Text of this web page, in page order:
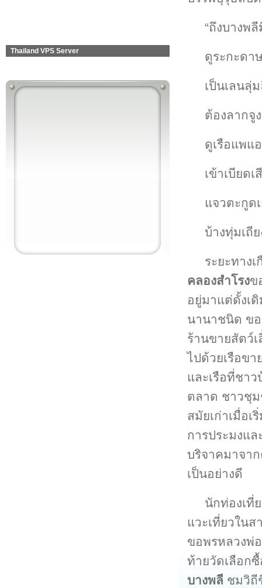
Thailand VPS Server
“ถึงบางพ
ดูระกะดา
เป็นเลนลุ่
ต้องลากจู
ดูเรือแพแ
เข้าเบียด
แจวตะกูด
บ้างทุ่มเถี
ระยะทาง
คลองสำโรงข
อยู่มาแต่ดั้งเ
นานาชนิด ขอ
ร้านขายสัตว์
ไปด้วยเรือข
และเรือที่ชา
ตลาด ชาวชุม
สมัยเก่าเมื่อเ
การประมงแ
บริจาคมาจา
เป็นอย่างดี
นักท่องเที่
แวะเที่ยวใน
ขอพรหลวงพ่
ท้ายวัดเลือก
บางพลี ชมวิถี